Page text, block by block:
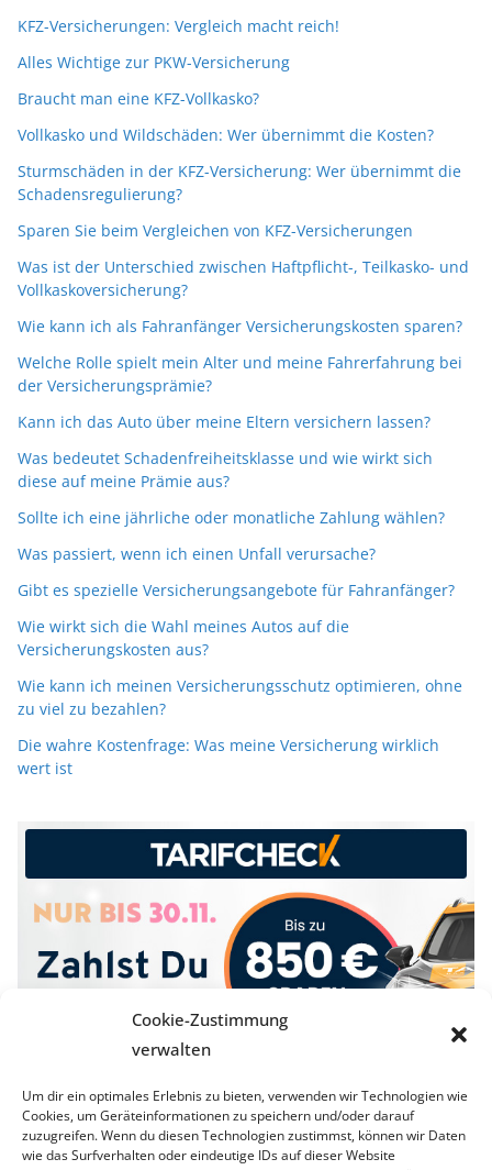
Cookie-Zustimmung
verwalten
Um dir ein optimales Erlebnis zu bieten, verwenden wir Technologien wie
Cookies, um Geräteinformationen zu speichern und/oder darauf
zuzugreifen. Wenn du diesen Technologien zustimmst, können wir Daten
wie das Surfverhalten oder eindeutige IDs auf dieser Website
KFZ-Versicherungen: Vergleich macht reich!
Alles Wichtige zur PKW-Versicherung
Braucht man eine KFZ-Vollkasko?
Vollkasko und Wildschäden: Wer übernimmt die Kosten?
Sturmschäden in der KFZ-Versicherung: Wer übernimmt die
Schadensregulierung?
Sparen Sie beim Vergleichen von KFZ-Versicherungen
Was ist der Unterschied zwischen Haftpflicht-, Teilkasko- und
Vollkaskoversicherung?
Wie kann ich als Fahranfänger Versicherungskosten sparen?
Welche Rolle spielt mein Alter und meine Fahrerfahrung bei
der Versicherungsprämie?
Kann ich das Auto über meine Eltern versichern lassen?
Was bedeutet Schadenfreiheitsklasse und wie wirkt sich
diese auf meine Prämie aus?
Sollte ich eine jährliche oder monatliche Zahlung wählen?
Was passiert, wenn ich einen Unfall verursache?
Gibt es spezielle Versicherungsangebote für Fahranfänger?
Wie wirkt sich die Wahl meines Autos auf die
Versicherungskosten aus?
Wie kann ich meinen Versicherungsschutz optimieren, ohne
zu viel zu bezahlen?
Die wahre Kostenfrage: Was meine Versicherung wirklich
wert ist